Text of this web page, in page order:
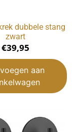
dubbele stang
zwart
€39,95
aan